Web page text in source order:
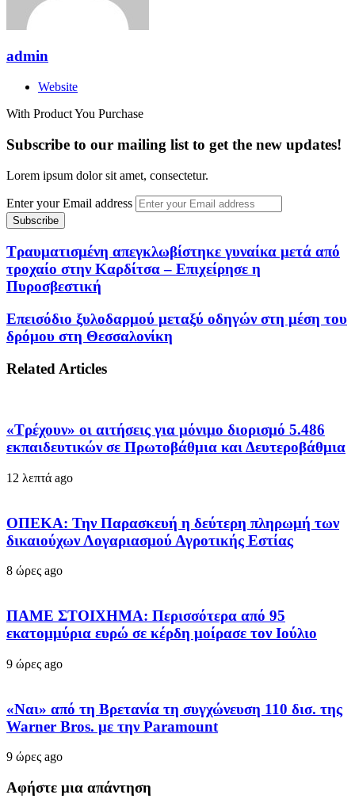
admin
Website
With Product You Purchase
Subscribe to our mailing list to get the new updates!
Lorem ipsum dolor sit amet, consectetur.
Enter your Email address
Τραυματισμένη απεγκλωβίστηκε γυναίκα μετά από
τροχαίο στην Καρδίτσα – Επιχείρησε η
Πυροσβεστική
Επεισόδιο ξυλοδαρμού μεταξύ οδηγών στη μέση του
δρόμου στη Θεσσαλονίκη
Related Articles
«Τρέχουν» οι αιτήσεις για μόνιμο διορισμό 5.486
εκπαιδευτικών σε Πρωτοβάθμια και Δευτεροβάθμια
12 λεπτά ago
ΟΠΕΚΑ: Την Παρασκευή η δεύτερη πληρωμή των
δικαιούχων Λογαριασμού Αγροτικής Εστίας
8 ώρες ago
ΠΑΜΕ ΣΤΟΙΧΗΜΑ: Περισσότερα από 95
εκατομμύρια ευρώ σε κέρδη μοίρασε τον Ιούλιο
9 ώρες ago
«Ναι» από τη Βρετανία τη συγχώνευση 110 δισ. της
Warner Bros. με την Paramount
9 ώρες ago
Αφήστε μια απάντηση